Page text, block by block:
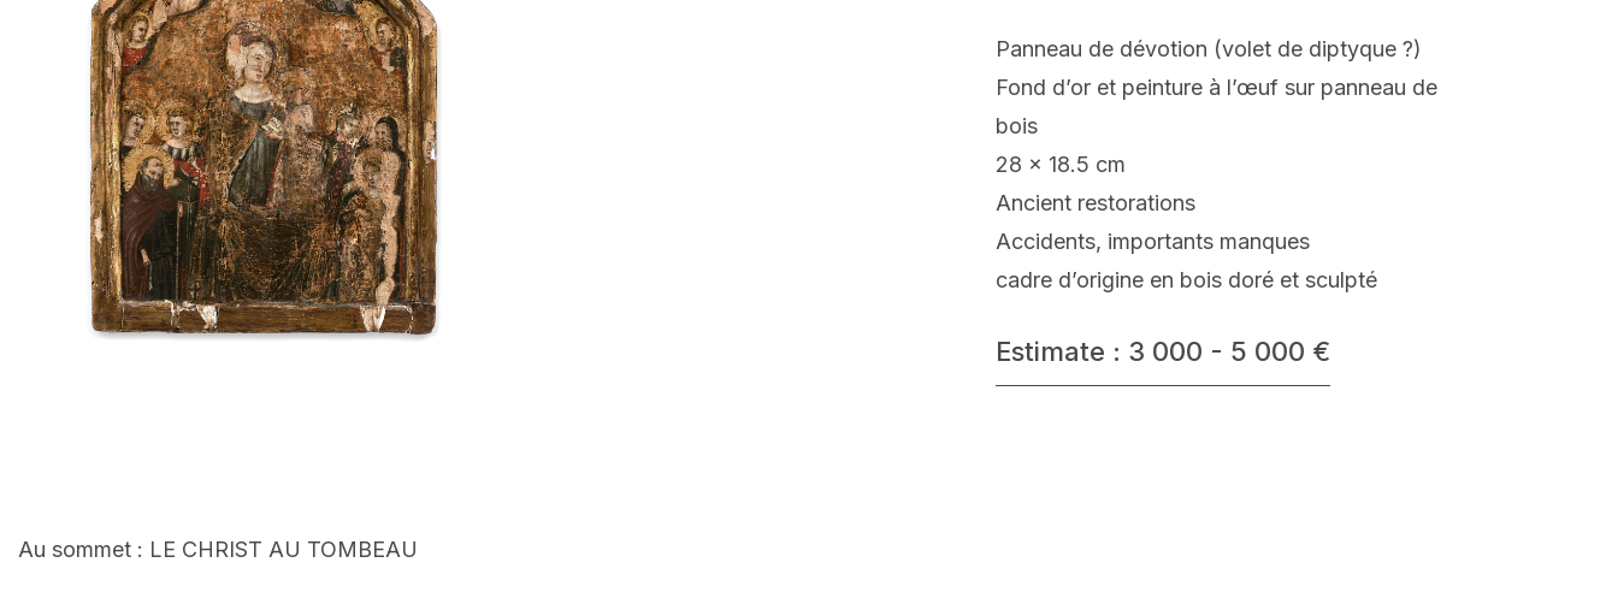
Panneau de dévotion (volet de diptyque ?)
Fond d’or et peinture à l’œuf sur panneau de
bois
28 x 18.5 cm
Ancient restorations
Accidents, importants manques
cadre d’origine en bois doré et sculpté
Estimate : 3 000 - 5 000 €
Au sommet : LE CHRIST AU TOMBEAU